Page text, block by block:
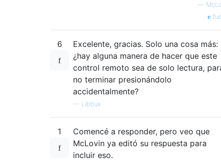
—
6
Excelente, gracias. Solo una cosa más:
¿hay alguna manera de hacer que este
control remoto sea de solo lectura,
no terminar presionándolo
accidentalmente?
— Libbux
1
Comencé a responder, pero veo que
McLovin ya editó su respuesta para
incluir eso.